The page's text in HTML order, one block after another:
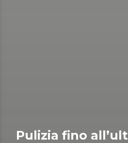
Pulizia fino